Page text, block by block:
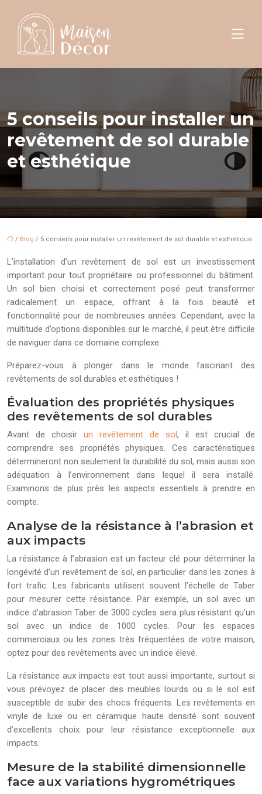
5 conseils pour installer un
revêtement de sol durable
et esthétique
/ Blog / 5 conseils pour installer un revêtement de sol durable et esthétique
L’installation d’un revêtement de sol est un investissement
important pour tout propriétaire ou professionnel du bâtiment.
Un sol bien choisi et correctement posé peut transformer
radicalement un espace, offrant à la fois beauté et
fonctionnalité pour de nombreuses années. Cependant, avec la
multitude d’options disponibles sur le marché, il peut être difficile
de naviguer dans ce domaine complexe.
Préparez-vous à plonger dans le monde fascinant des
revêtements de sol durables et esthétiques !
Évaluation des propriétés physiques
des revêtements de sol durables
Avant de choisir un revêtement de sol, il est crucial de
comprendre ses propriétés physiques. Ces caractéristiques
détermineront non seulement la durabilité du sol, mais aussi son
adéquation à l’environnement dans lequel il sera installé.
Examinons de plus près les aspects essentiels à prendre en
compte.
Analyse de la résistance à l’abrasion et
aux impacts
La résistance à l’abrasion est un facteur clé pour déterminer la
longévité d’un revêtement de sol, en particulier dans les zones à
fort trafic. Les fabricants utilisent souvent l’échelle de Taber
pour mesurer cette résistance. Par exemple, un sol avec un
indice d’abrasion Taber de 3000 cycles sera plus résistant qu’un
sol avec un indice de 1000 cycles. Pour les espaces
commerciaux ou les zones très fréquentées de votre maison,
optez pour des revêtements avec un indice élevé.
La résistance aux impacts est tout aussi importante, surtout si
vous prévoyez de placer des meubles lourds ou si le sol est
susceptible de subir des chocs fréquents. Les revêtements en
vinyle de luxe ou en céramique haute densité sont souvent
d’excellents choix pour leur résistance exceptionnelle aux
impacts.
Mesure de la stabilité dimensionnelle
face aux variations hygrométriques